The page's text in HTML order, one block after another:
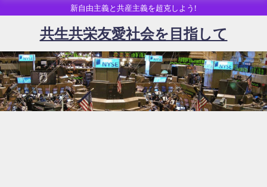
新自由主義と共産主義を超克しよう!
共生共栄友愛社会を目指して